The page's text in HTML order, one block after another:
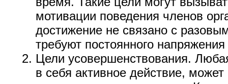
мотивации поведения членов
достижение не связано с
требуют постоянного
Цели усовершенствования.
в себя активное действие, может